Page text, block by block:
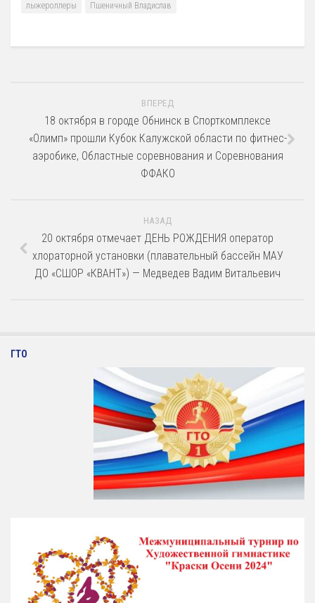
12 Платные образовательные услуги
Бокс
Борьба (самбо и дзюдо)
Теннис
Аренда Теннисного Корта
Аренда футбольного поля
Стоимость Занятий
История школы
СМИ о нас
лыжероллеры
Пшеничный Владислав
ВПЕРЕД
18 октября в городе Обнинск в Спорткомплексе
«Олимп» прошли Кубок Калужской области по фитнес-
аэробике, Областные соревнования и Соревнования
ФФАКО
НАЗАД
20 октября отмечает ДЕНЬ РОЖДЕНИЯ оператор
хлораторной установки (плавательный бассейн МАУ
ДО «СШОР «КВАНТ») — Медведев Вадим Витальевич
ГТО